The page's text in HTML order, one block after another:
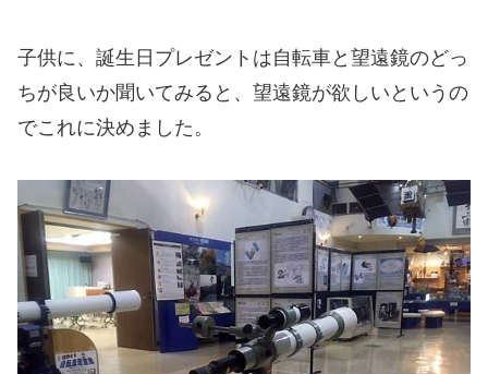
子供に、誕生日プレゼントは自転車と望遠鏡のどっ
ちが良いか聞いてみると、望遠鏡が欲しいというの
でこれに決めました。